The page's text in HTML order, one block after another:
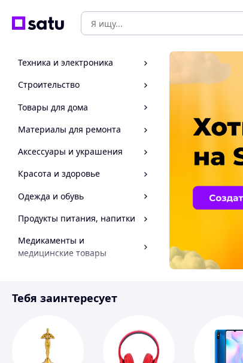
Техника и электроника
Строительство
Товары для дома
Материалы для ремонта
Аксессуары и украшения
Красота и здоровье
Одежда и обувь
Продукты питания, напитки
Медикаменты и
медицинские товары
Инструмент
Тебя заинтересует